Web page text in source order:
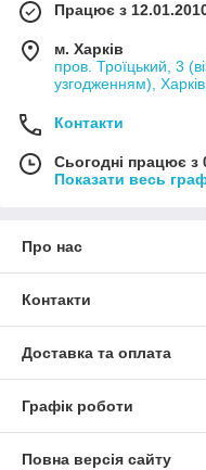
основою вашої безпеки!
Працює з
м. Харків
пров. Троїцький, 3
узгодженням),
Контакти
Сьогодні працює з
Показати весь
Про нас
Контакти
Доставка та оплата
Графік роботи
Повна версія сайту